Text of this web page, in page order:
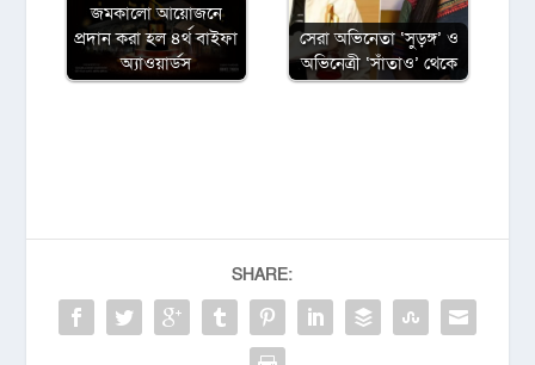
জমকালো আয়োজনে
প্রদান করা হল ৪র্থ বাইফা
অ্যাওয়ার্ডস
সেরা অভিনেতা ‘সুড়ঙ্গ’ ও
অভিনেত্রী ‘সাঁতাও’ থেকে
SHARE: